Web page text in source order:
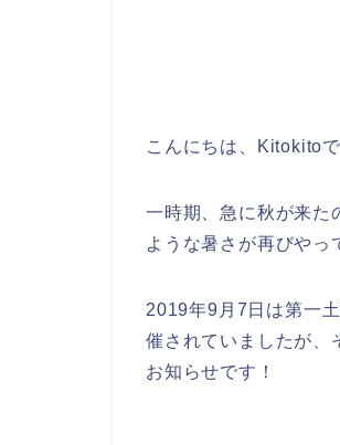
こんにちは、Kitokitoで
一時期、急に秋が来た
ような暑さが再びやっ
2019年9月7日は第一
催されていましたが、
お知らせです！